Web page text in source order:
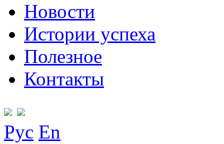
Новости
Истории успеха
Полезное
Контакты
Рус En